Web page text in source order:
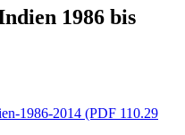
1986 bis
1986-2014 (PDF 110.29